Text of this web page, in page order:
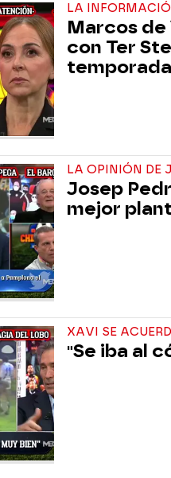
LA
Marcos de
con Ter
LA OPINIÓN DE
Josep
mejor
XAVI SE
"Se iba al